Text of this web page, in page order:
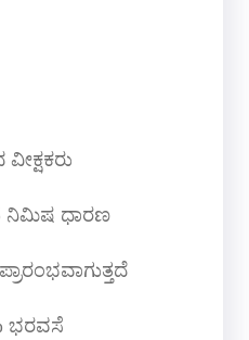
ನಿಮಿಷ ಧಾರಣ
ಭರವಸೆ